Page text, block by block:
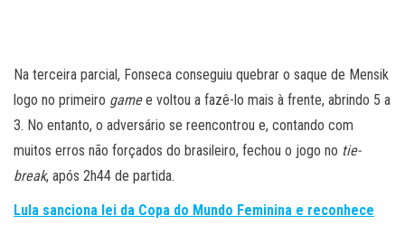
Na terceira parcial, Fonseca conseguiu quebrar o saque de Mensik
logo no primeiro gamee voltou a fazê-lo mais à frente, abrindo 5 a
3. No entanto, o adversário se reencontrou e, contando com
muitos erros não forçados do brasileiro, fechou o jogo no tie-
break, após 2h44 de partida.
Lula sanciona lei da Copa do Mundo Feminina e reconhece